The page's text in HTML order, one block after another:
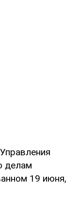
делам
19 июня,